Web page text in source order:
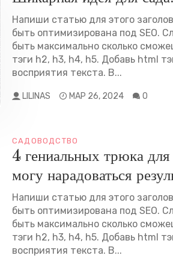
Напиши статью для этого
быть оптимизирована под SEO.
быть максимально сколько
тэги h2, h3, h4, h5. Добавь html
восприятия текста. В...
LILINAS МАР 26, 2024 0
САДОВОДСТВО
4 гениальных трюка
могу нарадоваться
Напиши статью для этого
быть оптимизирована под SEO.
быть максимально сколько
тэги h2, h3, h4, h5. Добавь html
восприятия текста. В...